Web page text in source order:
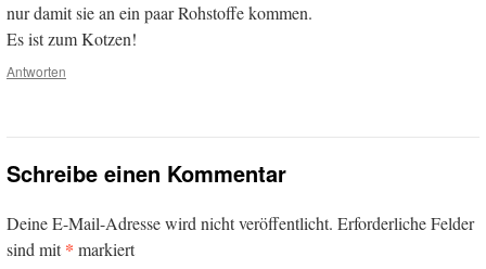
nur damit sie an ein paar Rohstoffe kommen.
Es ist zum Kotzen!
Antworten
Schreibe einen Kommentar
Deine E-Mail-Adresse wird nicht veröffentlicht. Erforderliche Felder
sind mit* markiert